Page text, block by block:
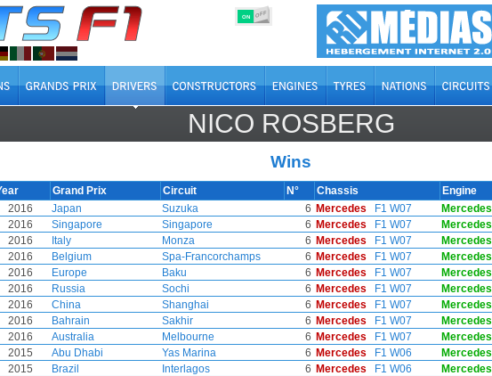
ON OFF
NICO ROSBERG
Wins
Grand Prix Circuit N° Chassis Engine
2016 Japan Suzuka 6 Mercedes F1 W07 Mercedes
2016 Singapore Singapore 6 Mercedes F1 W07 Mercedes
2016 Italy Monza 6 Mercedes F1 W07 Mercedes
2016 Belgium Spa-Francorchamps 6 Mercedes F1 W07 Mercedes
2016 Europe Baku 6 Mercedes F1 W07 Mercedes
2016 Russia Sochi 6 Mercedes F1 W07 Mercedes
2016 China Shanghai 6 Mercedes F1 W07 Mercedes
2016 Bahrain Sakhir 6 Mercedes F1 W07 Mercedes
2016 Australia Melbourne 6 Mercedes F1 W07 Mercedes
2015 Abu Dhabi Yas Marina 6 Mercedes F1 W06 Mercedes
2015 Brazil Interlagos 6 Mercedes F1 W06 Mercedes